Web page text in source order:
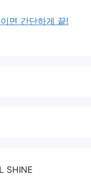
면 간단하게 끝!
SHINE